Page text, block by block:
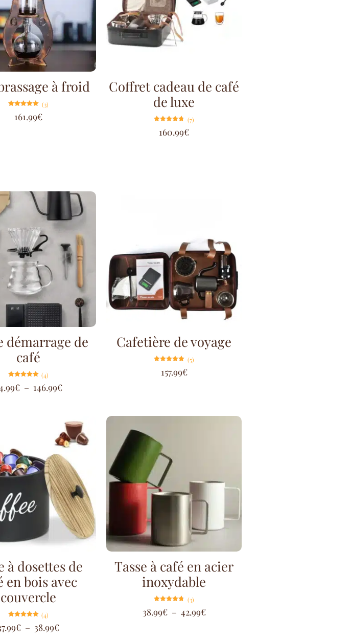
à froid
5.00
sur 5
(3)
161.99€
Coffret cadeau de café
de luxe
4.71
sur 5
(7)
160.99€
démarrage de
café
5.00
sur 5
(4)
€ – 146.99€
Cafetière de voyage
5.00
sur 5
(5)
157.99€
à dosettes de
en bois avec
couvercle
5.00
sur 5
(4)
€ – 38.99€
Tasse à café en acier
inoxydable
4.67
sur 5
(3)
38.99€ – 42.99€